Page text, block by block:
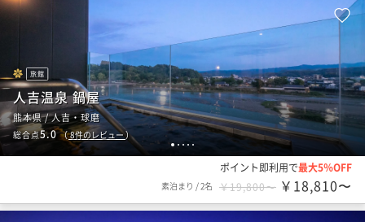
1 23 4 5
旅館
人吉温泉 鍋屋
熊本県 / 人吉・球磨
総合点5.0（8件のレビュー）
ポイント即利用で最大5％OFF
素泊まり /2名 ￥19,800〜 ￥18,810〜